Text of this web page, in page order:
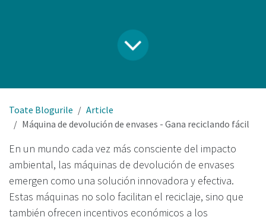
Toate Blogurile
Article
Máquina de devolución de envases - Gana reciclando fácil
En un mundo cada vez más consciente del impacto
ambiental, las máquinas de devolución de envases
emergen como una solución innovadora y efectiva.
Estas máquinas no solo facilitan el reciclaje, sino que
también ofrecen incentivos económicos a los